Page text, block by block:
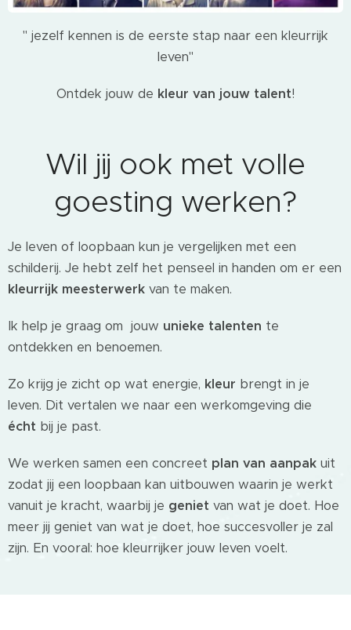
" jezelf kennen is de eerste stap naar een kleurrijk
leven"
Ontdek jouw de kleur van jouw talent!
Wil jij ook met volle
goesting werken?
Je leven of loopbaan kun je vergelijken met een
schilderij. Je hebt zelf het penseel in handen om er een
kleurrijk meesterwerk van te maken.
Ik help je graag om jouw unieke talenten te
ontdekken en benoemen.
Zo krijg je zicht op wat energie, kleur brengt in je
leven. Dit vertalen we naar een werkomgeving die
écht bij je past.
We werken samen een concreet plan van aanpak uit
zodat jij een loopbaan kan uitbouwen waarin je werkt
vanuit je kracht, waarbij je geniet van wat je doet. Hoe
meer jij geniet van wat je doet, hoe succesvoller je zal
zijn. En vooral: hoe kleurrijker jouw leven voelt.